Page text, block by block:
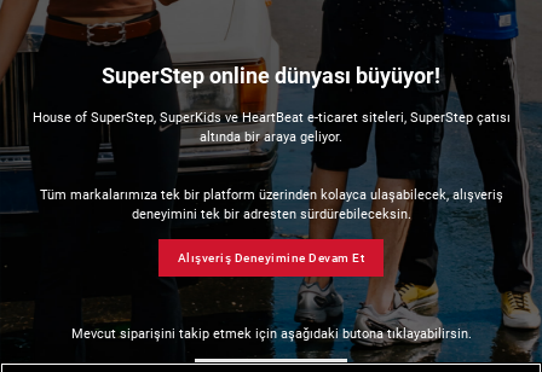
SuperStep online dünyası büyüyor!
House of SuperStep, SuperKids ve HeartBeat e-ticaret siteleri, SuperStep çatısı
altında bir araya geliyor.
Tüm markalarımıza tek bir platform üzerinden kolayca ulaşabilecek, alışveriş
deneyimini tek bir adresten sürdürebileceksin.
Alışveriş Deneyimine Devam Et
Mevcut siparişini takip etmek için aşağıdaki butona tıklayabilirsin.